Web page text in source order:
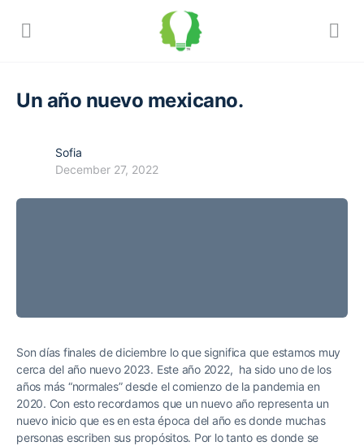
Un año nuevo mexicano.
Sofia
December 27, 2022
Son días finales de diciembre lo que significa que estamos muy
cerca del año nuevo 2023. Este año 2022, ha sido uno de los
años más “normales” desde el comienzo de la pandemia en
2020. Con esto recordamos que un nuevo año representa un
nuevo inicio que es en esta época del año es donde muchas
personas escriben sus propósitos. Por lo tanto es donde se